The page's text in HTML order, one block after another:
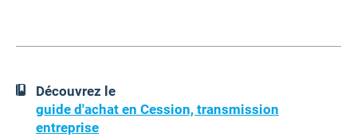
Découvrez le
guide d'achat en Cession, transmission
entreprise